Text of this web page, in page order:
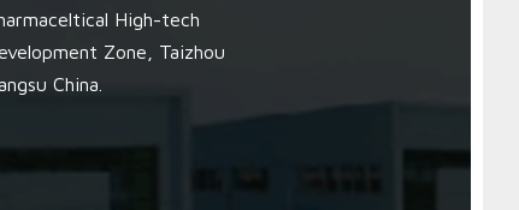
High-tech
Zone, Taizhou
China.